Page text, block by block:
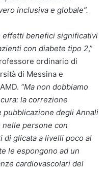
inclusiva e globale”.
effetti benefici significativi
con diabete tipo 2,”
ordinario di
di Messina e
“Ma non dobbiamo
la correzione
pubblicazione degli Annali
nelle persone con
di glicata a livelli poco al
le espongono ad un
cardiovascolari del